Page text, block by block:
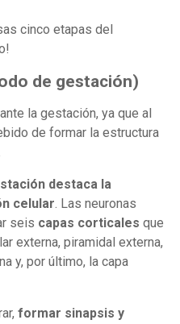
cinco etapas del
de gestación)
la gestación, ya que al
de formar la estructura
destaca la
celular. Las neuronas
seis capas corticales que
externa, piramidal externa,
y, por último, la capa
formar sinapsis y